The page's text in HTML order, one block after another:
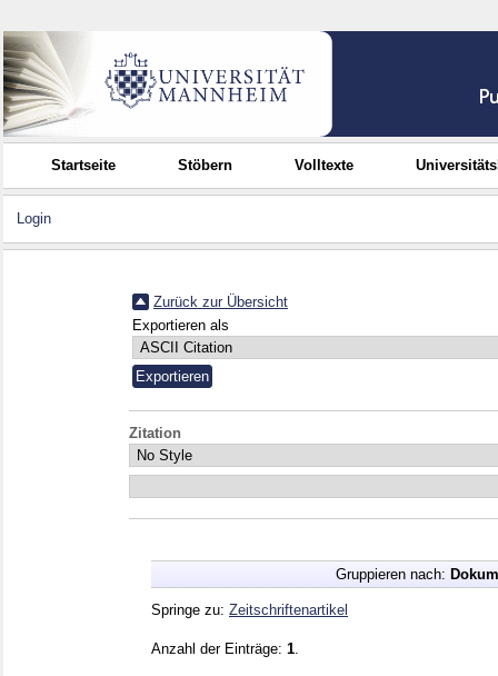
Startseite Stöbern Volltexte
Login
Zurück zur Übersicht
Exportieren als
Zitation
Gruppieren nach:
Springe zu: Zeitschriftenartikel
Anzahl der Einträge: 1